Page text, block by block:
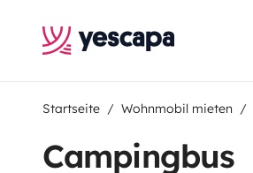
Startseite Wohnmobil mieten
Campingbus